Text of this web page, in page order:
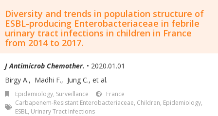
Diversity and trends in population structure of
ESBL-producing Enterobacteriaceae in febrile
urinary tract infections in children in France
from 2014 to 2017.
J Antimicrob Chemother. • 2020.01.01
Birgy A., Madhi F., Jung C., et al.
Epidemiology, Surveillance
France
Carbapenem-Resistant Enterobacteriaceae, Children, Epidemiology,
ESBL, Urinary Tract Infections